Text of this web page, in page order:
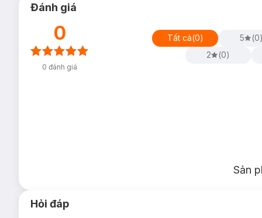
Đánh giá
0
0 đánh giá
Tất cả(0) 5 (0
2
(0)
Sản
Hỏi đáp